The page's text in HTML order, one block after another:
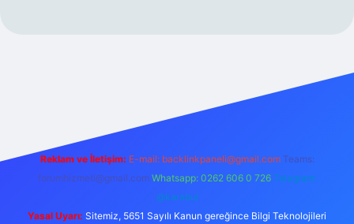
Reklam ve İletişim: E-mail: backlinkpaneli@gmail.com Teams:
forumhizmeti@gmail.com Whatsapp: 0262 606 0 726 Telegram:
@karabul
Yasal Uyarı: Sitemiz, 5651 Sayılı Kanun gereğince Bilgi Teknolojileri